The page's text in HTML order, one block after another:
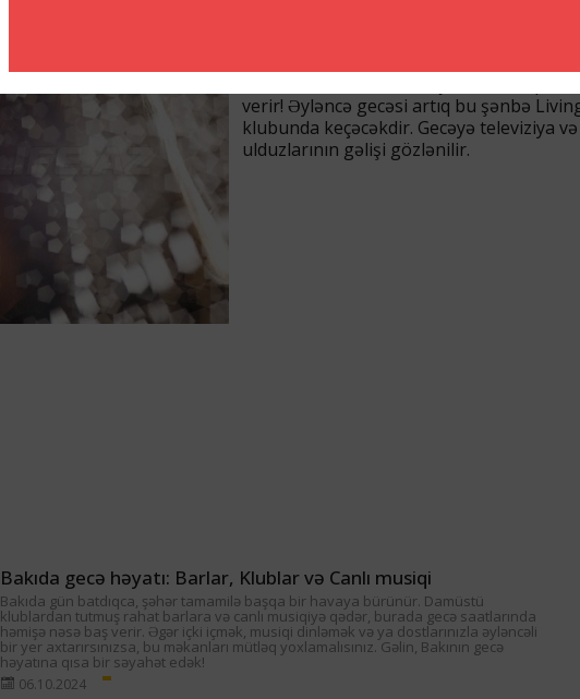
verir! Əyləncə gecəsi artıq bu şənbə
klubunda keçəcəkdir. Gecəyə televiziya
ulduzlarının gəlişi gözlənilir.
Bakıda gecə həyatı: Barlar, Klublar və Canlı musiqi
Bakıda gün batdıqca, şəhər tamamilə başqa bir havaya bürünür. Damüstü
klublardan tutmuş rahat barlara və canlı musiqiyə qədər, burada gecə saatlarında
həmişə nəsə baş verir. Əgər içki içmək, musiqi dinləmək və ya dostlarınızla əyləncəli
bir yer axtarırsınızsa, bu məkanları mütləq yoxlamalısınız. Gəlin, Bakının gecə
həyatına qısa bir səyahət edək!
06.10.2024